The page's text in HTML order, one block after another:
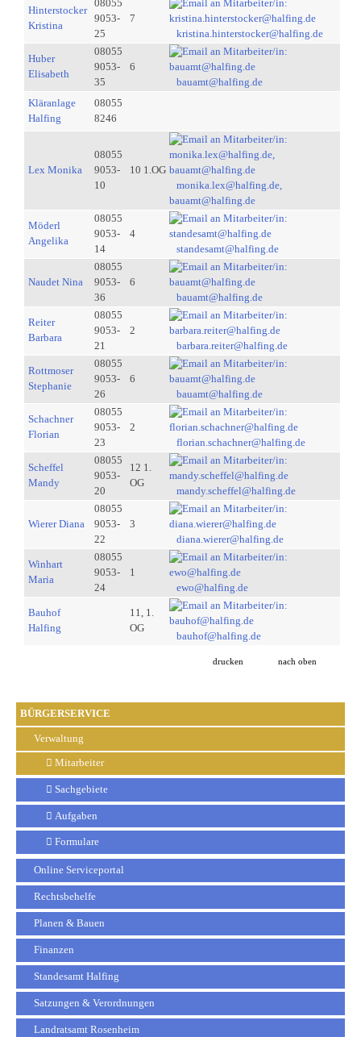
BÜRGERSERVICE
Verwaltung
Mitarbeiter
Sachgebiete
Aufgaben
Formulare
Online Serviceportal
Rechtsbehelfe
Planen & Bauen
Finanzen
Standesamt Halfing
Satzungen & Verordnungen
Landratsamt Rosenheim
Hinterstocker
Kristina
08055
9053-
25
7
kristina.hinterstocker@halfing.de
Huber
Elisabeth
08055
9053-
35
6
bauamt@halfing.de
Kläranlage
Halfing
08055
8246
Lex Monika
08055
9053-
10
10 1.OG
monika.lex@halfing.de,
bauamt@halfing.de
Möderl
Angelika
08055
9053-
14
4
standesamt@halfing.de
Naudet Nina
08055
9053-
36
6
bauamt@halfing.de
Reiter
Barbara
08055
9053-
21
2
barbara.reiter@halfing.de
Rottmoser
Stephanie
08055
9053-
26
6
bauamt@halfing.de
Schachner
Florian
08055
9053-
23
2
florian.schachner@halfing.de
Scheffel
Mandy
08055
9053-
20
12 1.
OG
mandy.scheffel@halfing.de
Wierer Diana
08055
9053-
22
3
diana.wierer@halfing.de
Winhart
Maria
08055
9053-
24
1
ewo@halfing.de
Bauhof
Halfing
11, 1.
OG
bauhof@halfing.de
drucken nach oben